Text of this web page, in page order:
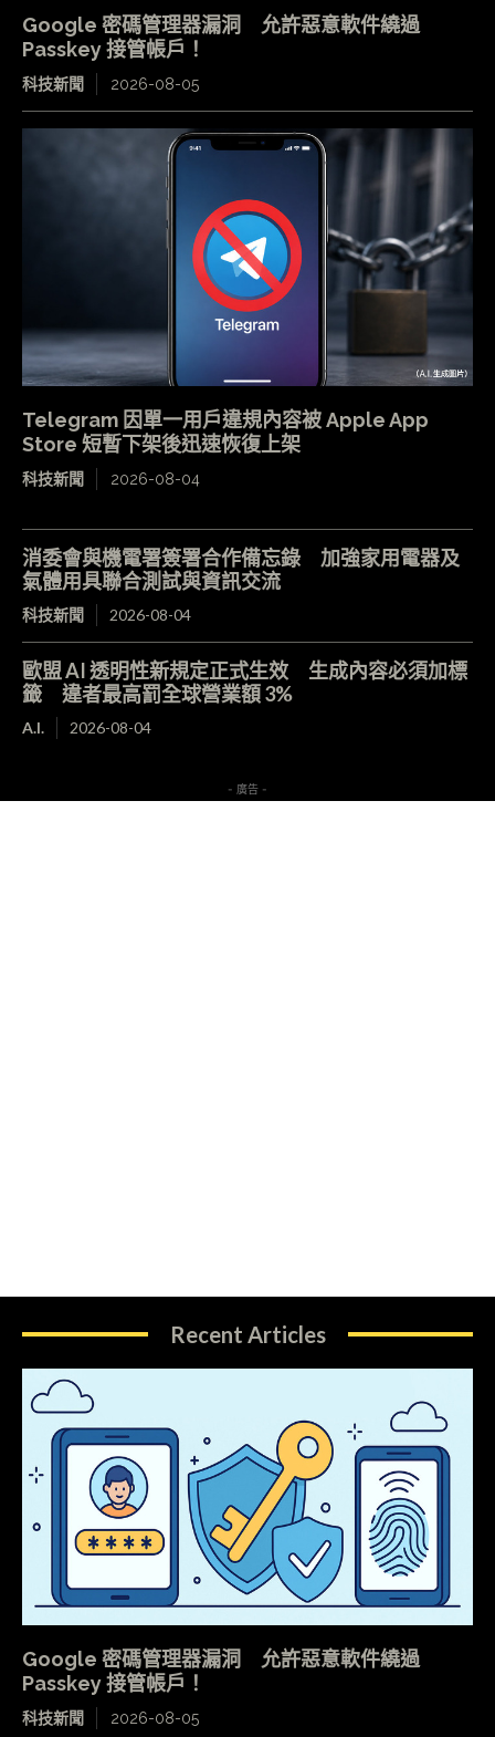
Google 密碼管理器漏洞 允許惡意軟件繞過
Passkey 接管帳戶！
科技新聞 2026-08-05
Telegram 因單一用戶違規內容被 Apple App
Store 短暫下架後迅速恢復上架
科技新聞 2026-08-04
消委會與機電署簽署合作備忘錄 加強家用電器及
氣體用具聯合測試與資訊交流
科技新聞 2026-08-04
歐盟 AI 透明性新規定正式生效 生成內容必須加標
籤 違者最高罰全球營業額 3%
A.I. 2026-08-04
- 廣告 -
Recent Articles
Google 密碼管理器漏洞 允許惡意軟件繞過
Passkey 接管帳戶！
科技新聞 2026-08-05